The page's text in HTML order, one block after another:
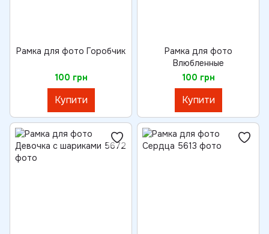
Рамка для фото Горобчик
100 грн
Купити
Рамка для фото
Влюбленные
100 грн
Купити